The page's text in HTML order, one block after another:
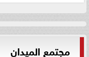
مجتمع الميدان